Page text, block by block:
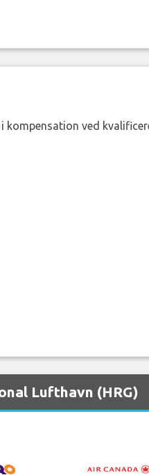
kompensation ved
Lufthavn (HRG)